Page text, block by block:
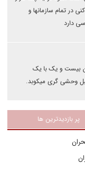
در تمام سازمانها و
دارد
بیست و یک با یک
وحشی گری میکوبد.
پر بازدیدترین ها